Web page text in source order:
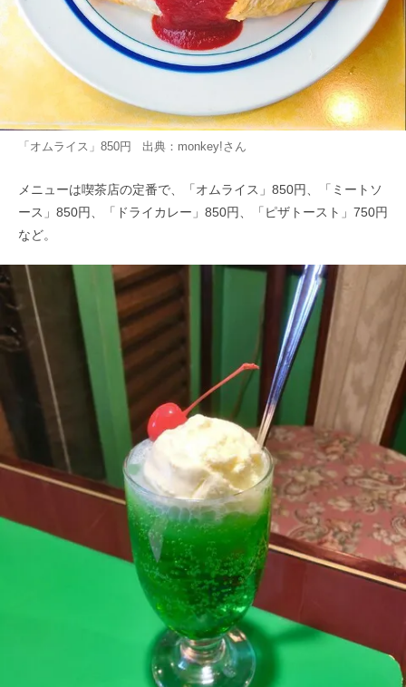
「オムライス」850円 出典： monkey!さん
メニューは喫茶店の定番で、「オムライス」850円、「ミートソ
ース」850円、「ドライカレー」850円、「ピザトースト」750円
など。